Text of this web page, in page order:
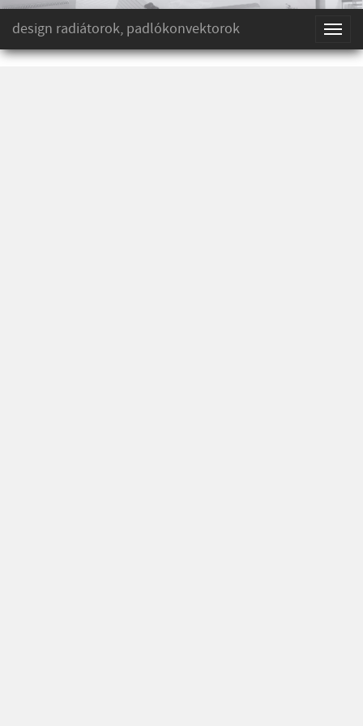
design radiátorok, padlókonvektorok